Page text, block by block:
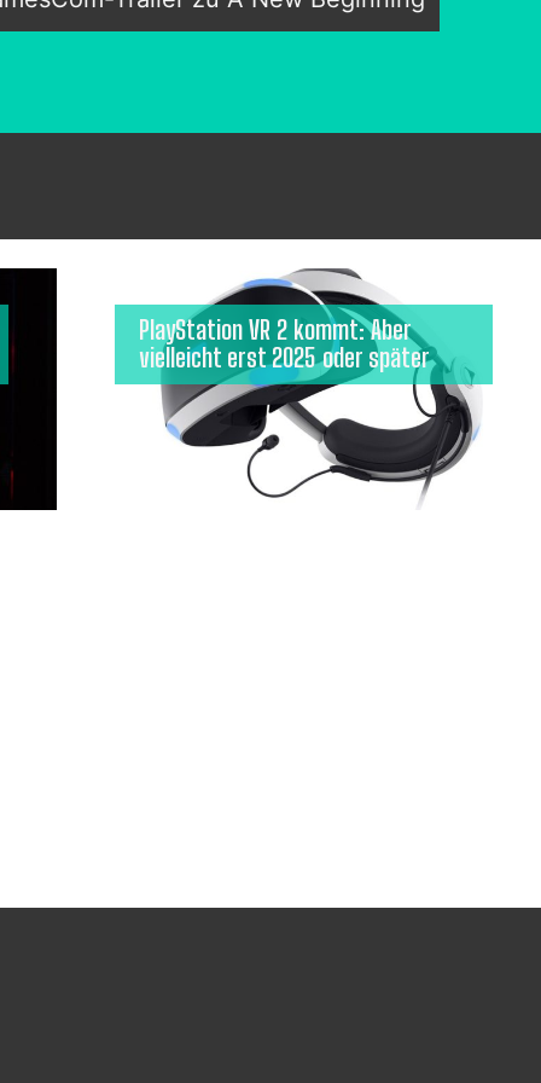
PlayStation VR 2 kommt: Aber
vielleicht erst 2025 oder später